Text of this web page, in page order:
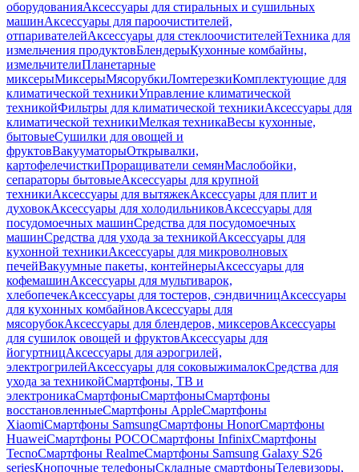
оборудованияАксессуары для стиральных и сушильных
машинАксессуары для пароочистителей,
отпаривателейАксессуары для стеклоочистителейТехника для
измельчения продуктовБлендерыКухонные комбайны,
измельчителиПланетарные
миксерыМиксерыМясорубкиЛомтерезкиКомплектующие для
климатической техникиУправление климатической
техникойФильтры для климатической техникиАксессуары для
климатической техникиМелкая техникаВесы кухонные,
бытовыеСушилки для овощей и
фруктовВакууматорыОткрывалки,
картофелечисткиПроращиватели семянМаслобойки,
сепараторы бытовыеАксессуары для крупной
техникиАксессуары для вытяжекАксессуары для плит и
духовокАксессуары для холодильниковАксессуары для
посудомоечных машинСредства для посудомоечных
машинСредства для ухода за техникойАксессуары для
кухонной техникиАксессуары для микроволновых
печейВакуумные пакеты, контейнерыАксессуары для
кофемашинАксессуары для мультиварок,
хлебопечекАксессуары для тостеров, сэндвичницАксессуары
для кухонных комбайновАксессуары для
мясорубокАксессуары для блендеров, миксеровАксессуары
для сушилок овощей и фруктовАксессуары для
йогуртницАксессуары для аэрогрилей,
электрогрилейАксессуары для соковыжималокСредства для
ухода за техникойСмартфоны, ТВ и
электроникаСмартфоныСмартфоныСмартфоны
восстановленныеСмартфоны AppleСмартфоны
XiaomiСмартфоны SamsungСмартфоны HonorСмартфоны
HuaweiСмартфоны POCOСмартфоны InfinixСмартфоны
TecnoСмартфоны RealmeСмартфоны Samsung Galaxy S26
seriesКнопочные телефоныСкладные смартфоныТелевизоры,